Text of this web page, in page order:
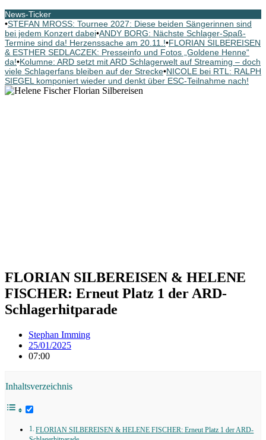
News-Ticker
•STEFAN MROSS: Tournee 2027: Diese beiden Sängerinnen sind
bei jedem Konzert dabei•ANDY BORG: Nächste Schlager-Spaß-
Termine sind da! Herzenssache am 20.11.!•FLORIAN SILBEREISEN
& ESTHER SEDLACZEK: Presseinfo und Fotos „Goldene Henne“
da!•Kolumne: ARD setzt mit ARD Schlagerwelt auf Streaming – doch
viele Schlagerfans bleiben auf der Strecke•NICOLE bei RTL: RALPH
SIEGEL komponiert wieder und denkt über ESC-Teilnahme nach!
FLORIAN SILBEREISEN & HELENE
FISCHER: Erneut Platz 1 der ARD-
Schlagerhitparade
Stephan Imming
25/01/2025
07:00
Inhaltsverzeichnis
FLORIAN SILBEREISEN & HELENE FISCHER: Erneut Platz 1 der ARD-